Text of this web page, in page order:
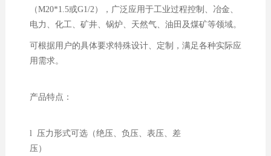
（M20*1.5或G1/2），广泛应用于工业过程控制、冶金、
电力、化工、矿井、锅炉、天然气、油田及煤矿等领域。
可根据用户的具体要求特殊设计、定制，满足各种实际应
用需求。
产品特点：
l 压力形式可选（绝压、负压、表压、差
压）